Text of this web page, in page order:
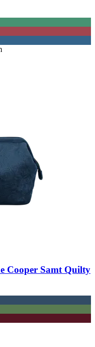
Cooper Samt Quilty